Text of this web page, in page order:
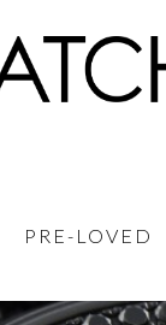
PRE-LOVED